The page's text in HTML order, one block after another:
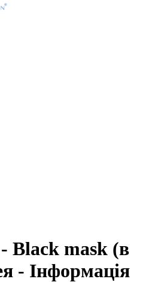
Black mask (в
- Інформація